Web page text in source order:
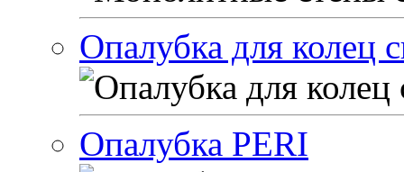
Опалубка для колец
Опалубка PERI